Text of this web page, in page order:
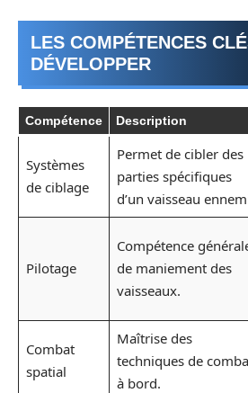
LES COMPÉTENCES
DÉVELOPPER
Compétence Description
Systèmes
de ciblage
Permet de cibler des
parties spécifiques
d’un vaisseau
Pilotage
Compétence
de maniement des
vaisseaux.
Combat
spatial
Maîtrise des
techniques de
à bord.